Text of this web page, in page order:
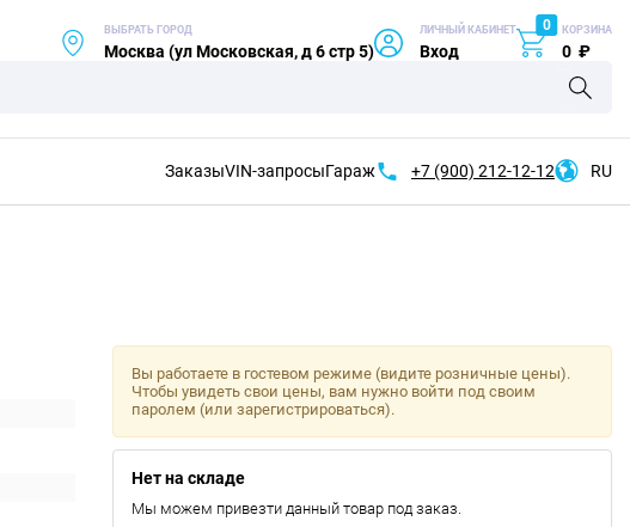
ВЫБРАТЬ ГОРОД
Москва (ул Московская, д 6 стр 5)
ЛИЧНЫЙ КАБИНЕТ
Вход
0 КОРЗИНА
0 ₽
ЗаказыVIN-запросыГараж +7 (900) 212-12-12 RU
Вы работаете в гостевом режиме (видите розничные цены).
Чтобы увидеть свои цены, вам нужно войти под своим
паролем (или зарегистрироваться).
Нет на складе
Мы можем привезти данный товар под заказ.